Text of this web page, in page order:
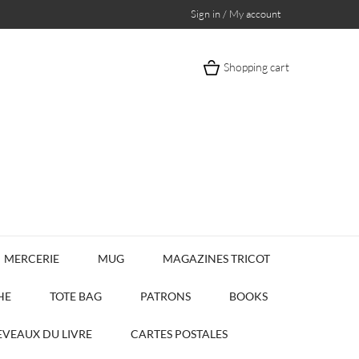
Sign in / My account
Shopping cart
MERCERIE MUG MAGAZINES TRICOT
TOTE BAG PATRONS BOOKS
DU LIVRE CARTES POSTALES